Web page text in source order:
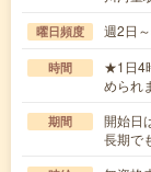
曜日頻度 週2日
時間
★1日4
められ
期間
開始日
長期で